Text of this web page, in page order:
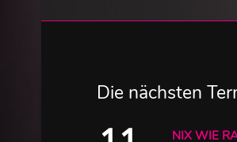
Die nächsten
NIX WIE